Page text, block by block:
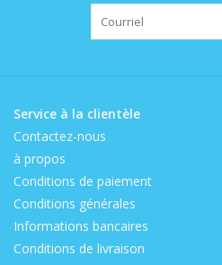
Service à la clientèle
Contactez-nous
à propos
Conditions de paiement
Conditions générales
Informations bancaires
Conditions de livraison